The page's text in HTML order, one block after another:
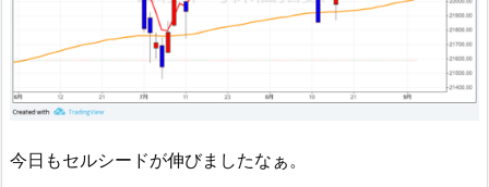
今日もセルシードが伸びましたなぁ。